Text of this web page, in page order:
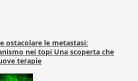
ostacolare le metastasi:
nei topi Una scoperta che
terapie